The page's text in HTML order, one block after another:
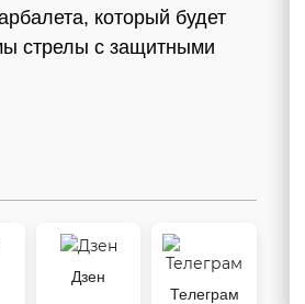
который будет
стрелы с защитными
Дзен
Телеграм